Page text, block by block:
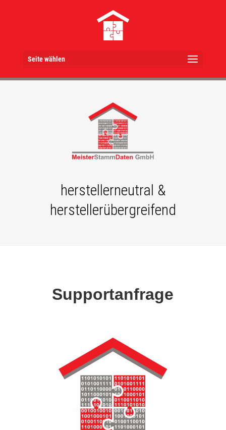
Seite wählen
herstellerneutral &
herstellerübergreifend
Support­anfrage